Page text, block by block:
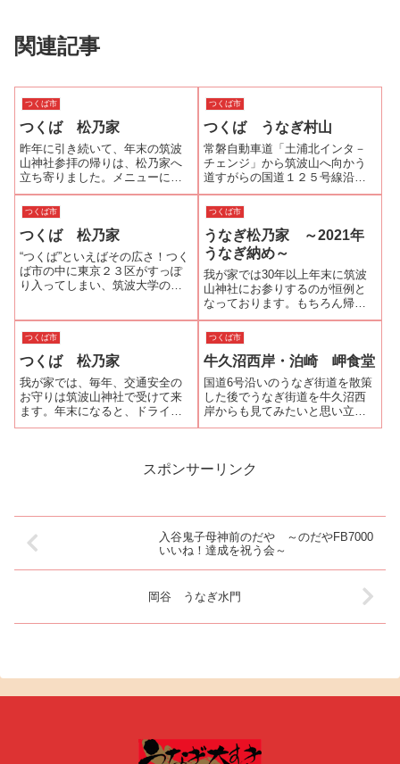
関連記事
つくば市
つくば 松乃家
昨年に引き続いて、年末の筑波
山神社参拝の帰りは、松乃家へ
立ち寄りました。メニューに
は、蒲焼きしか載っていません
が、白焼きも出来るか？尋ねる
と出来るということなのでお願
いしました。出された白焼き
は、脂ののりの良い鰻でお酒の
つまみにはもってこい...
つくば市
つくば うなぎ村山
常磐自動車道「土浦北インタ－
チェンジ」から筑波山へ向かう
道すがらの国道１２５号線沿い
に「うなぎ村山」はあります。
2006年7月に新築リニューアルオ
ープンをしたそうです。暖簾の
かかった自動ドアを入って右側
が飲食スペース。道路側に6人掛
けのテー...
つくば市
つくば 松乃家
“つくば”といえばその広さ！つく
ば市の中に東京２３区がすっぽ
り入ってしまい、筑波大学の面
す。駐車場は余裕で4，50台が停
められ広さ、店内も広く入口を
入り左手に...
つくば市
うなぎ松乃家 ～2021年
うなぎ納め～
我が家では30年以上年末に筑波
山神社にお参りするのが恒例と
なっております。もちろん帰り
にはつくば近辺のうなぎ屋さん
へ行くのも恒例です（笑）今年
（2021年）は、筑波大学中央口
近くにあるうなぎ松乃家へ伺い
ました。今日は小学3年生の孫娘
も一緒で...
つくば市
つくば 松乃家
我が家では、毎年、交通安全の
お守りは筑波山神社で受けて来
ます。年末になると、ドライブ
がてら筑波山へ行き、帰りに美
大学近くの「松乃家」で鰻とし
つくば市
牛久沼西岸・泊崎 岬食堂
国道6号沿いのうなぎ街道を散策
した後でうなぎ街道を牛久沼西
岸からも見てみたいと思い立っ
た。牛久沼西岸の泊崎（はっさ
端の弘法大師をまつる泊崎大師
スポンサーリンク
入谷鬼子母神前のだや ～のだやFB7000
いいね！達成を祝う会～
岡谷 うなぎ水門